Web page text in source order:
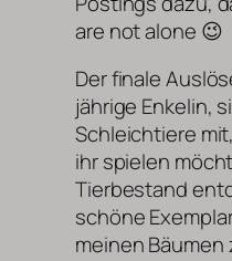
are not alone 😉
Der finale
jährige Enkelin,
Schleichtiere
ihr spielen
Tierbestand
schöne
meinen